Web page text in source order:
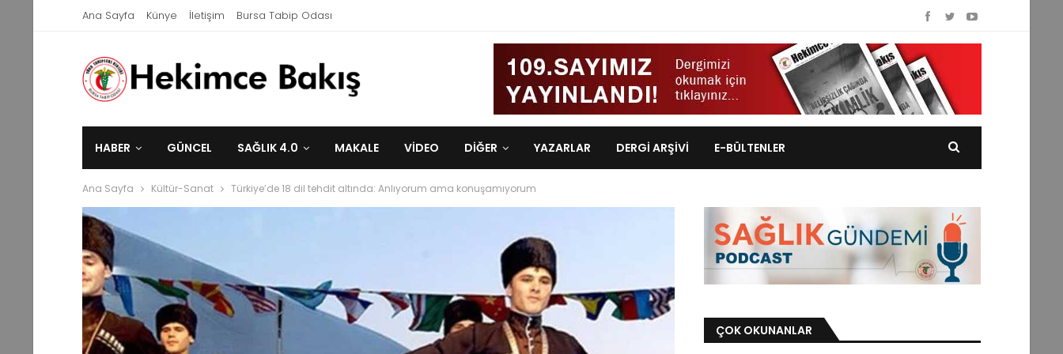
Ana Sayfa Künye İletişim Bursa Tabip Odası
HABER GÜNCEL SAĞLIK 4.0 MAKALE VIDEO DİĞER YAZARLAR DERGI ARŞIVI E-BÜLTENLER
Ana Sayfa Kültür-Sanat Türkiye’de 18 dil tehdit altında: Anlıyorum ama konuşamıyorum
ÇOK OKUNANLAR